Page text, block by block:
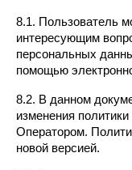
8.1. Пользователь
интересующим
персональных
помощью
8.2. В данном
изменения
Оператором.
новой версией.